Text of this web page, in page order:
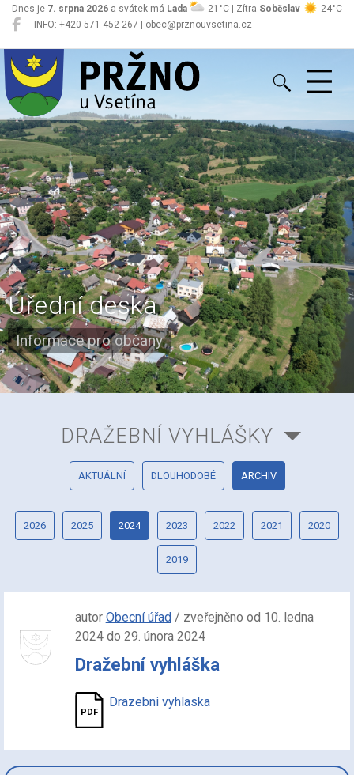
INFO: +420 571 452 267 | obec@prznouvsetina.cz
Dnes je 7. srpna 2026 a svátek má Lada 21°C | Zítra Soběslav 24°C
Pržno
Úřední deska
Informace pro občany
DRAŽEBNÍ VYHLÁŠKY
AKTUÁLNÍ DLOUHODOBÉ ARCHIV
2026 2025 2024 2023 2022 2021 2020
2019
autor Obecní úřad/ zveřejněno od 10. ledna
2024 do 29. února 2024
Dražební vyhláška
Drazebni vyhlaska